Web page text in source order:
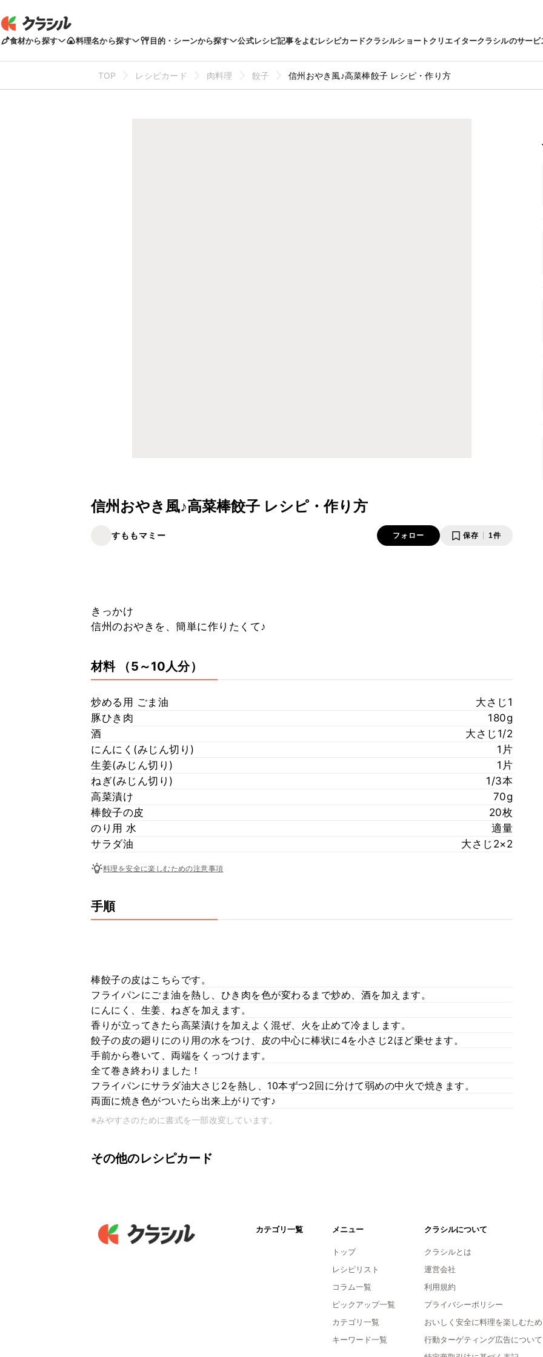
食材から探す 料理名から探す 目的・シーンから探す 公式レシピ記事をよむレシピカードクラシルショートクリエイタークラシルのサービ
TOP レシピカード 肉料理 餃子 信州おやき風♪高菜棒餃子 レシピ・作り方
信州おやき風♪高菜棒餃子 レシピ・作り方
すももマミー フォロー 保存 1件
きっかけ
信州のおやきを、簡単に作りたくて♪
材料 （5～10人分）
炒める用 ごま油
大さじ1
豚ひき肉
180g
酒
大さじ1/2
にんにく(みじん切り)
1片
生姜(みじん切り)
1片
ねぎ(みじん切り)
1/3本
高菜漬け
70g
棒餃子の皮
20枚
のり用 水
適量
サラダ油
大さじ2×2
料理を安全に楽しむための注意事項
手順
棒餃子の皮はこちらです。
フライパンにごま油を熱し、ひき肉を色が変わるまで炒め、酒を加えます。
にんにく、生姜、ねぎを加えます。
香りが立ってきたら高菜漬けを加えよく混ぜ、火を止めて冷まします。
餃子の皮の廻りにのり用の水をつけ、皮の中心に棒状に4を小さじ2ほど乗せます。
手前から巻いて、両端をくっつけます。
全て巻き終わりました！
フライパンにサラダ油大さじ2を熱し、10本ずつ2回に分けて弱めの中火で焼きます。
両面に焼き色がついたら出来上がりです♪
※みやすさのために書式を一部改変しています。
その他のレシピカード
カテゴリ一覧 メニュー
トップ
レシピリスト
コラム一覧
ピックアップ一覧
カテゴリ一覧
キーワード一覧
クラシルについて
クラシルとは
運営会社
利用規約
プライバシーポリシー
おいしく安全に料理を楽しむため
行動ターゲティング広告について